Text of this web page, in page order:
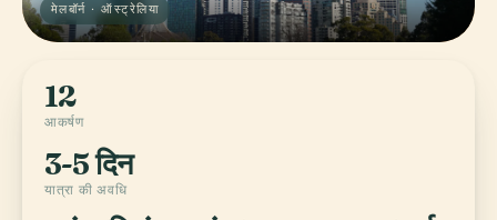
मेलबॉर्न · ऑस्ट्रेलिया
12
आकर्षण
3-5 दिन
यात्रा की अवधि